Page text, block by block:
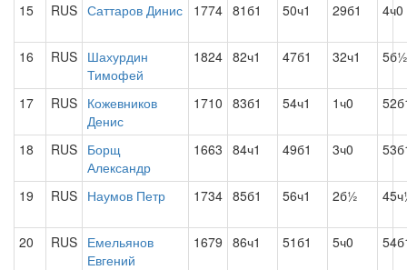
15 RUS Саттаров Динис 1774 81б1 50ч1 29б1 4ч0
16 RUS Шахурдин
Тимофей
1824 82ч1 47б1 32ч1 5б½
17 RUS Кожевников
Денис
1710 83б1 54ч1 1ч0
18 RUS Борщ
Александр
1663 84ч1 49б1 3ч0
19 RUS Наумов Петр 1734 85б1 56ч1 2б½
20 RUS Емельянов
Евгений
1679 86ч1 51б1 5ч0